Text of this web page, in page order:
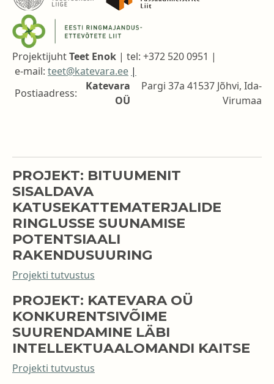
ProjektijuhtTeet Enok | tel: +372 520 0951 |
e-mail: teet@katevara.ee |
Postiaadress:
Katevara
OÜ
Pargi 37a 41537 Jõhvi, Ida-
Virumaa
PROJEKT: BITUUMENIT
SISALDAVA
KATUSEKATTEMATERJALIDE
RINGLUSSE SUUNAMISE
POTENTSIAALI
RAKENDUSUURING
Projekti tutvustus
PROJEKT: KATEVARA OÜ
KONKURENTSIVÕIME
SUURENDAMINE LÄBI
INTELLEKTUAALOMANDI KAITSE
Projekti tutvustus